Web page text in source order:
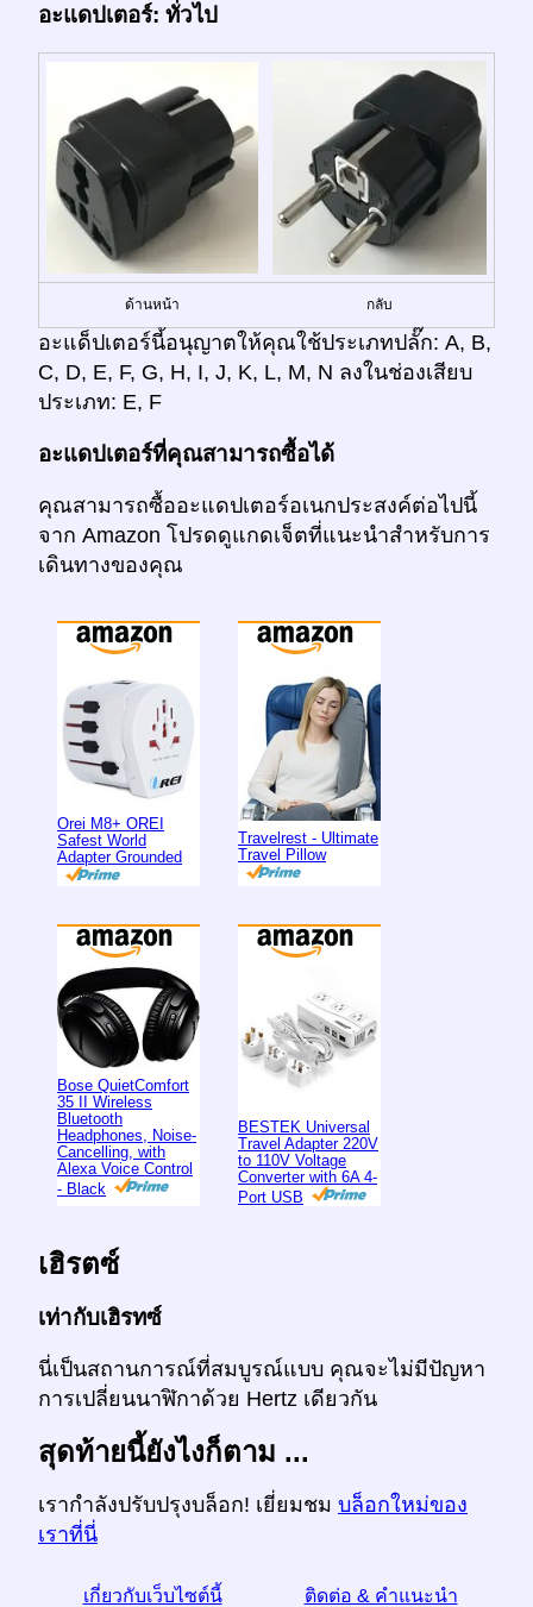
อะแดปเตอร์: ทั่วไป
ด้านหน้า กลับ
อะแด็ปเตอร์นี้อนุญาตให้คุณใช้ประเภทปลั๊ก: A, B,
C, D, E, F, G, H, I, J, K, L, M, N ลงในช่องเสียบ
ประเภท: E, F
อะแดปเตอร์ที่คุณสามารถซื้อได้
คุณสามารถซื้ออะแดปเตอร์อเนกประสงค์ต่อไปนี้
จาก Amazon โปรดดูแกดเจ็ตที่แนะนำสำหรับการ
เดินทางของคุณ
Orei M8+ OREI
Safest World
Adapter Grounded
Travelrest - Ultimate
Travel Pillow
Bose QuietComfort
35 II Wireless
Bluetooth
Headphones, Noise-
Cancelling, with
Alexa Voice Control
- Black
BESTEK Universal
Travel Adapter 220V
to 110V Voltage
Converter with 6A 4-
Port USB
เฮิรตซ์
เท่ากับเฮิรทซ์
นี่เป็นสถานการณ์ที่สมบูรณ์แบบ คุณจะไม่มีปัญหา
การเปลี่ยนนาฬิกาด้วย Hertz เดียวกัน
สุดท้ายนี้ยังไงก็ตาม ...
เรากำลังปรับปรุงบล็อก! เยี่ยมชม บล็อกใหม่ของ
เราที่นี่
เกี่ยวกับเว็บไซต์นี้ ติดต่อ & คำแนะนำ